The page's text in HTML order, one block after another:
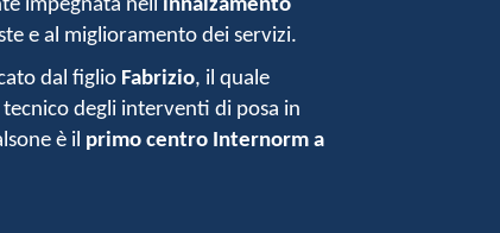
impegnata nell'innalzamento
e al miglioramento dei servizi.
dal figlio Fabrizio, il quale
degli interventi di posa in
è il primo centro Internorm a